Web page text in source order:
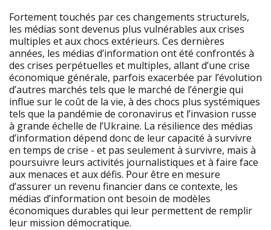
Fortement touchés par ces changements structurels,
les médias sont devenus plus vulnérables aux crises
multiples et aux chocs extérieurs. Ces dernières
années, les médias d’information ont été confrontés à
des crises perpétuelles et multiples, allant d’une crise
économique générale, parfois exacerbée par l’évolution
d’autres marchés tels que le marché de l’énergie qui
influe sur le coût de la vie, à des chocs plus systémiques
tels que la pandémie de coronavirus et l’invasion russe
à grande échelle de l’Ukraine. La résilience des médias
d’information dépend donc de leur capacité à survivre
en temps de crise - et pas seulement à survivre, mais à
poursuivre leurs activités journalistiques et à faire face
aux menaces et aux défis. Pour être en mesure
d’assurer un revenu financier dans ce contexte, les
médias d’information ont besoin de modèles
économiques durables qui leur permettent de remplir
leur mission démocratique.